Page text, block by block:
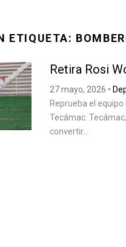
ETIQUETA:
Retira Rosi
27 mayo, 2026 •
Reprueba el
Tecámac.
convertir...